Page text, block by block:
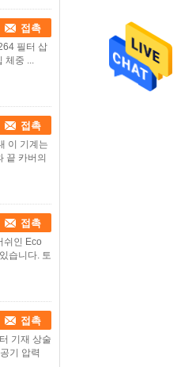
접촉
필터 삽
체중 ...
접촉
이 기계는
끝 카버의
접촉
쉬인 Eco
습니다. 토
접촉
기재 상술
기 압력